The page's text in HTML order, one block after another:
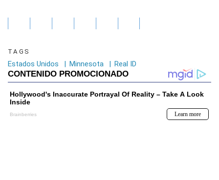
TAGS
Estados Unidos | Minnesota | Real ID